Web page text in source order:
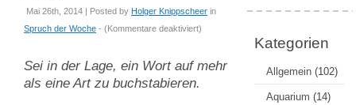
Mai 26th, 2014 | Posted by Holger Knippscheer in
Spruch der Woche - (Kommentare deaktiviertfür
)
Sei in der Lage, ein Wort auf mehr
als eine Art zu buchstabieren.
Kategorien
Allgemein (102)
Aquarium (14)